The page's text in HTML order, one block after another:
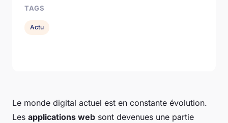
Le monde digital actuel est en constante évolution.
Les applications web sont devenues une partie
TAGS
Actu